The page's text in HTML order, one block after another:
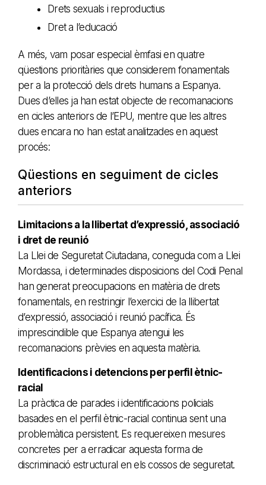
Drets sexuals i reproductius
Dret a l’educació
A més, vam posar especial èmfasi en quatre
qüestions prioritàries que considerem fonamentals
per a la protecció dels drets humans a Espanya.
Dues d’elles ja han estat objecte de recomanacions
en cicles anteriors de l’EPU, mentre que les altres
dues encara no han estat analitzades en aquest
procés:
Qüestions en seguiment de cicles
anteriors
Limitacions a la llibertat d’expressió, associació
i dret de reunió
La Llei de Seguretat Ciutadana, coneguda com a Llei
Mordassa, i determinades disposicions del Codi Penal
han generat preocupacions en matèria de drets
fonamentals, en restringir l’exercici de la llibertat
d’expressió, associació i reunió pacífica. És
imprescindible que Espanya atengui les
recomanacions prèvies en aquesta matèria.
Identificacions i detencions per perfil ètnic-
racial
La pràctica de parades i identificacions policials
basades en el perfil ètnic-racial continua sent una
problemàtica persistent. Es requereixen mesures
concretes per a erradicar aquesta forma de
discriminació estructural en els cossos de seguretat.